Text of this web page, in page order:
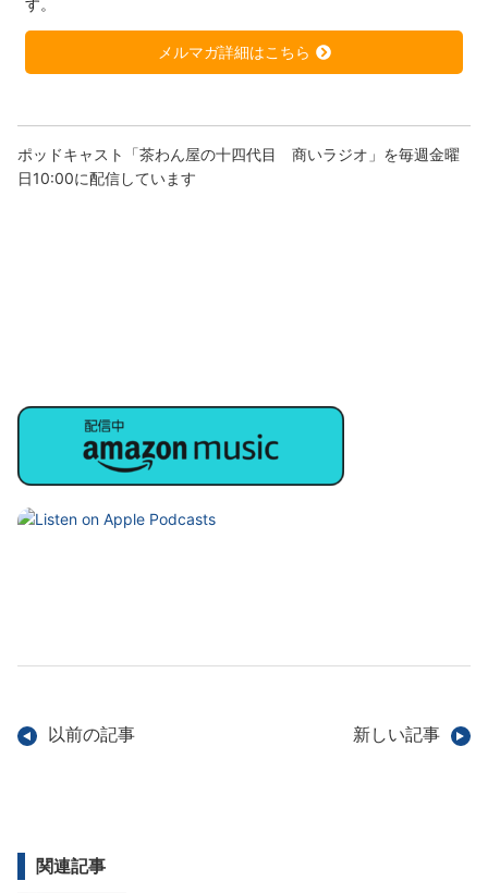
す。
メルマガ詳細はこちら
ポッドキャスト「茶わん屋の十四代目 商いラジオ」を毎週金曜
日10:00に配信しています
以前の記事 新しい記事
関連記事